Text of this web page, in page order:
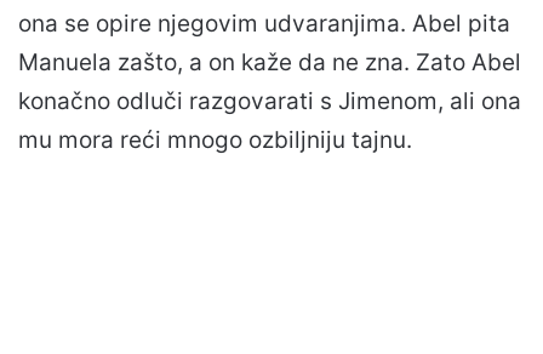
ona se opire njegovim udvaranjima. Abel pita
Manuela zašto, a on kaže da ne zna. Zato Abel
konačno odluči razgovarati s Jimenom, ali ona
mu mora reći mnogo ozbiljniju tajnu.